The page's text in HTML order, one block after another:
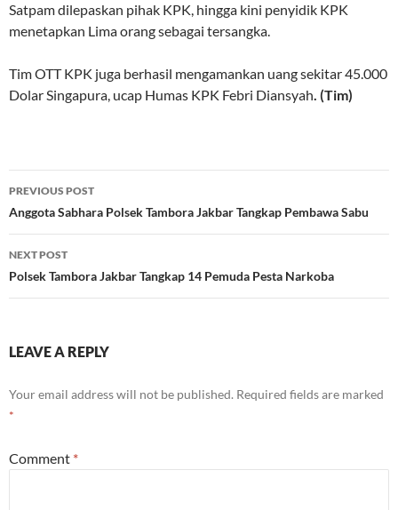
Satpam dilepaskan pihak KPK, hingga kini penyidik KPK
menetapkan Lima orang sebagai tersangka.
Tim OTT KPK juga berhasil mengamankan uang sekitar 45.000
Dolar Singapura, ucap Humas KPK Febri Diansyah. (Tim)
Post
navigation
PREVIOUS POST
Anggota Sabhara Polsek Tambora Jakbar Tangkap Pembawa Sabu
NEXT POST
Polsek Tambora Jakbar Tangkap 14 Pemuda Pesta Narkoba
LEAVE A REPLY
Your email address will not be published. Required fields are marked
*
Comment *